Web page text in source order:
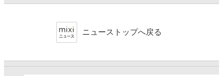
ニューストップへ戻る